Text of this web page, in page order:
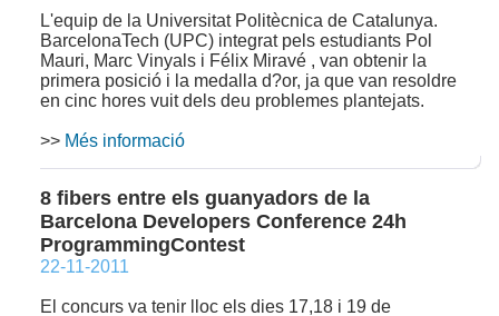
L'equip de la Universitat Politècnica de Catalunya.
BarcelonaTech (UPC) integrat pels estudiants Pol
Mauri, Marc Vinyals i Félix Miravé , van obtenir la
primera posició i la medalla d?or, ja que van resoldre
en cinc hores vuit dels deu problemes plantejats.
>> Més informació
8 fibers entre els guanyadors de la
Barcelona Developers Conference 24h
ProgrammingContest
22-11-2011
El concurs va tenir lloc els dies 17,18 i 19 de